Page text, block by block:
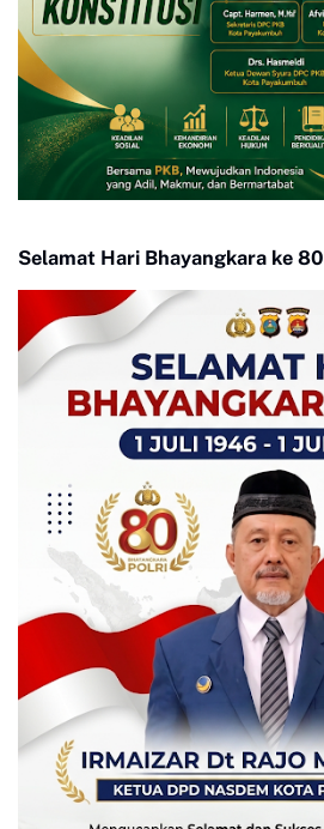
Selamat Hari Bhayangkara ke 80